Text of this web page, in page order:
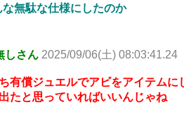
な無駄な仕様にしたのか
しさん 2025/09/06(土) 08:03:41.24
有償ジュエルでアビをアイテム
たと思っていればいいんじゃね